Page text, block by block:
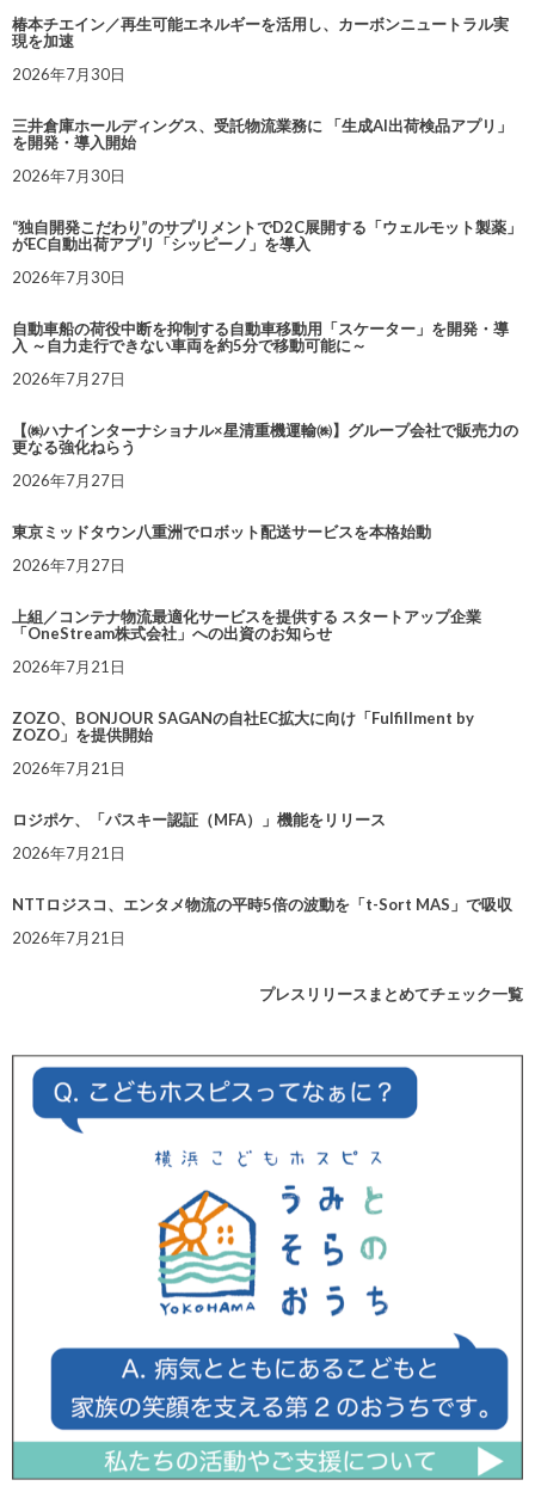
椿本チエイン／再生可能エネルギーを活用し、カーボンニュートラル実
現を加速
2026年7月30日
三井倉庫ホールディングス、受託物流業務に 「生成AI出荷検品アプリ」
を開発・導入開始
2026年7月30日
“独自開発こだわり”のサプリメントでD2C展開する「ウェルモット製薬」
がEC自動出荷アプリ「シッピーノ」を導入
2026年7月30日
自動車船の荷役中断を抑制する自動車移動用「スケーター」を開発・導
入 ～自力走行できない車両を約5分で移動可能に～
2026年7月27日
【㈱ハナインターナショナル×星清重機運輸㈱】グループ会社で販売力の
更なる強化ねらう
2026年7月27日
東京ミッドタウン八重洲でロボット配送サービスを本格始動
2026年7月27日
上組／コンテナ物流最適化サービスを提供する スタートアップ企業
「OneStream株式会社」への出資のお知らせ
2026年7月21日
ZOZO、BONJOUR SAGANの自社EC拡大に向け「Fulfillment by
ZOZO」を提供開始
2026年7月21日
ロジポケ、「パスキー認証（MFA）」機能をリリース
2026年7月21日
NTTロジスコ、エンタメ物流の平時5倍の波動を「t-Sort MAS」で吸収
2026年7月21日
プレスリリースまとめてチェック一覧